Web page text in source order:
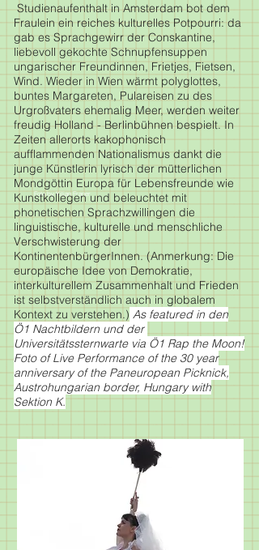
Foto by Kilian Franer
Studienaufenthalt in Amsterdam bot dem
Fraulein ein reiches kulturelles Potpourri: da
gab es Sprachgewirr der Conskantine,
liebevoll gekochte Schnupfensuppen
ungarischer Freundinnen, Frietjes, Fietsen,
Wind. Wieder in Wien wärmt polyglottes,
buntes Margareten, Pulareisen zu des
Urgroßvaters ehemalig Meer, werden weiter
freudig Holland - Berlinbühnen bespielt. In
Zeiten allerorts kakophonisch
aufflammenden Nationalismus dankt die
junge Künstlerin lyrisch der mütterlichen
Mondgöttin Europa für Lebensfreunde wie
Kunstkollegen und beleuchtet mit
phonetischen Sprachzwillingen die
linguistische, kulturelle und menschliche
Verschwisterung der
KontinentenbürgerInnen. (Anmerkung: Die
europäische Idee von Demokratie,
interkulturellem Zusammenhalt und Frieden
ist selbstverständlich auch in globalem
Kontext zu verstehen.) As featured in den
Ö1 Nachtbildern und der
Universitätssternwarte via Ö1 Rap the Moon!
Foto of Live Performance of the 30 year
anniversary of the Paneuropean Picknick,
Austrohungarian border, Hungary with
Sektion K.